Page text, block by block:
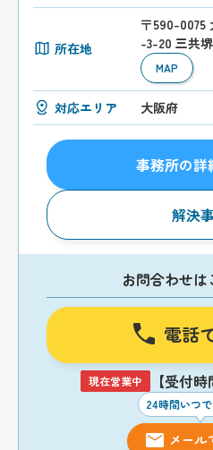
所在地
〒590-0075
-3-20 三共
MAP
対応エリア 大阪府
事務所の詳
解決
お問合わせは
電話
現在営業中 【受付
24時間いつ
メール